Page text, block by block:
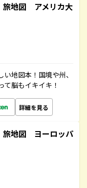
地図 アメリカ大
地図本！国境や州、
脳もイキイキ！
詳細を見る
地図 ヨーロッパ